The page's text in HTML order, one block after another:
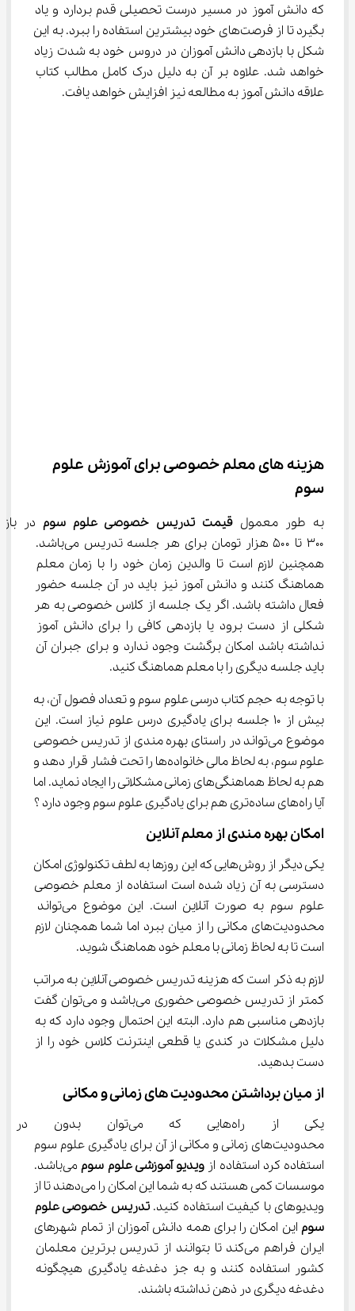
که دانش آموز در مسیر درست تحصیلی قدم بردارد و یاد
بگیرد تا از فرصت‌های خود بیشترین استفاده را ببرد. به این
شکل با بازدهی دانش آموزان در دروس خود به شدت زیاد
خواهد شد. علاوه بر آن به دلیل درک کامل مطالب کتاب
علاقه دانش آموز به مطالعه نیز افزایش خواهد یافت.
هزینه ‌های معلم خصوصی برای آموزش علوم
سوم
به طور معمول قیمت تدریس خصوصی علوم سوم در
۳۰۰ تا ۵۰۰ هزار تومان برای هر جلسه تدریس می‌باشد.
همچنین لازم است تا والدین زمان خود را با زمان معلم
هماهنگ کنند و دانش آموز نیز باید در آن جلسه حضور
فعال داشته باشد. اگر یک جلسه از کلاس خصوصی به هر
شکلی از دست برود یا بازدهی کافی را برای دانش آموز
نداشته باشد امکان برگشت وجود ندارد و برای جبران آن
باید جلسه دیگری را با معلم هماهنگ کنید.
با توجه به حجم کتاب درسی علوم سوم و تعداد فصول آن، به
بیش از ۱۰ جلسه برای یادگیری درس علوم نیاز است. این
موضوع می‌تواند در راستای بهره مندی از تدریس خصوصی
علوم سوم، به لحاظ مالی خانواده‌ها را تحت فشار قرار دهد و
هم به لحاظ هماهنگی‌های زمانی مشکلاتی را ایجاد نماید. اما
آیا راه‌های ساده‌تری هم برای یادگیری علوم سوم وجود دارد ؟
امکان بهره مندی از معلم آنلاین
یکی دیگر از روش‌هایی که این روزها به لطف تکنولوژی امکان
دسترسی به آن زیاد شده است استفاده از معلم خصوصی
علوم سوم به صورت آنلاین است. این موضوع می‌تواند
محدودیت‌های مکانی را از میان ببرد اما شما همچنان لازم
است تا به لحاظ زمانی با معلم خود هماهنگ شوید.
لازم به ذکر است که هزینه تدریس خصوصی آنلاین به مراتب
کمتر از تدریس خصوصی حضوری می‌باشد و می‌توان گفت
بازدهی مناسبی هم دارد. البته این احتمال وجود دارد که به
دلیل مشکلات در کندی یا قطعی اینترنت کلاس خود را از
دست بدهید.
از میان برداشتن محدودیت های زمانی و مکانی
یکی از راه‌هایی که
محدودیت‌های زمانی و مکانی از آن برای یادگیری علوم سوم
استفاده کرد استفاده از ویدیو آموزشی علوم سوم
می‌باشد.
موسسات کمی هستند که به شما این امکان را می‌دهند تا از
ویدیوهای با کیفیت استفاده کنید. تدریس خصوصی علوم
سوم این امکان را برای همه دانش آموزان از تمام شهرهای
ایران فراهم می‌کند تا بتوانند از تدریس برترین معلمان
کشور استفاده کنند و به جز دغدغه یادگیری هیچگونه
دغدغه دیگری در ذهن نداشته باشند.